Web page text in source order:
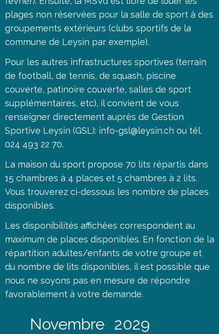
plages non réservées pour la salle de sport à des
groupements extérieurs (clubs sportifs de la
commune de Leysin par exemple).
Pour les autres infrastructures sportives (terrain
de football, de tennis, de squash, piscine
couverte, patinoire couverte, salles de sport
supplémentaires, etc), il convient de vous
renseigner directement auprès de Gestion
Sportive Leysin (GSL): info-gsl@leysin.ch ou tél.
024 493 22 70.
La maison du sport propose 70 lits répartis dans
15 chambres à 4 places et 5 chambres à 2 lits.
Vous trouverez ci-dessous les nombre de places
disponibles.
Les disponibilités affichées correspondent au
maximum de places disponibles. En fonction de la
répartition adultes/enfants de votre groupe et
du nombre de lits disponibles, il est possible que
nous ne soyons pas en mesure de répondre
favorablement à votre demande.
Novembre 2029